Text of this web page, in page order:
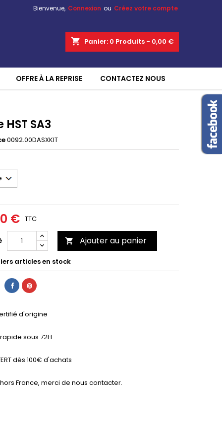
Bienvenue, Connexion ou Créez votre compte
shopping_cart Panier: 0 Produits - 0,00 €
OFFRE À LA REPRISE CONTACTEZ NOUS
HST SA3
0092.00DASXKIT
€ TTC
 Ajouter au panier
articles en stock
d'origine
sous 72H
dès 100€ d'achats
France, merci de nous contacter.